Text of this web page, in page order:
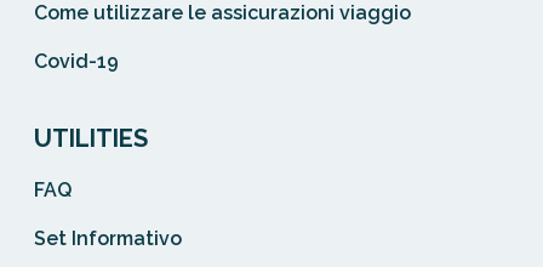
Come utilizzare le assicurazioni viaggio
Covid-19
UTILITIES
FAQ
Set Informativo